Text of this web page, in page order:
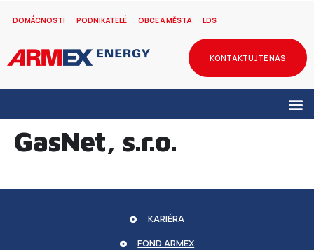
DOMÁCNOSTI PODNIKATELÉ OBCE A MĚSTA LDS
KONTAKTUJTE NÁS
GasNet, s.r.o.
KARIÉRA
FOND ARMEX